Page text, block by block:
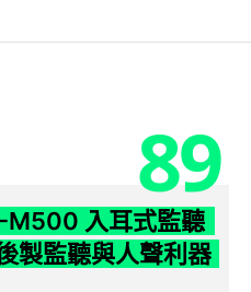
89
M500 入耳式監聽
製監聽與人聲利器